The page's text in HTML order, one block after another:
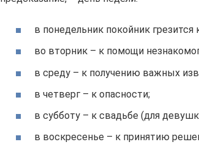
в понедельник покойник грезится
во вторник – к помощи
в среду – к получению важных
в четверг – к опасности;
в субботу – к свадьбе (для
в воскресенье – к принятию